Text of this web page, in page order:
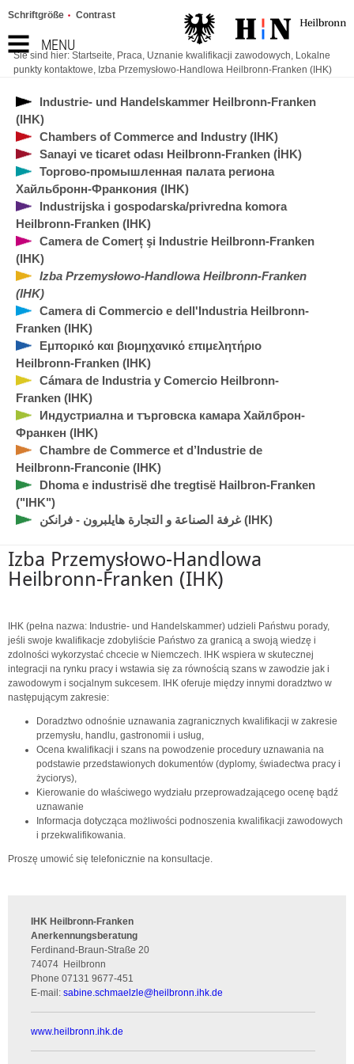
MENU
Schriftgröße Contrast
Sie sind hier: Startseite, Praca, Uznanie kwalifikacji zawodowych, Lokalne
punkty kontaktowe, Izba Przemysłowo-Handlowa Heilbronn-Franken (IHK)
Industrie- und Handelskammer Heilbronn-Franken
(IHK)
Chambers of Commerce and Industry (IHK)
Sanayi ve ticaret odası Heilbronn-Franken (İHK)
Торгово-промышленная палата региона
Хайльбронн-Франкония (IHK)
Industrijska i gospodarska/privredna komora
Heilbronn-Franken (IHK)
Camera de Comerț şi Industrie Heilbronn-Franken
(IHK)
Izba Przemysłowo-Handlowa Heilbronn-Franken
(IHK)
Camera di Commercio e dell'Industria Heilbronn-
Franken (IHK)
Εμπορικό και βιομηχανικό επιμελητήριο
Heilbronn-Franken (IHK)
Cámara de Industria y Comercio Heilbronn-
Franken (IHK)
Индустриална и търговска камара Хайлброн-
Франкен (IHK)
Chambre de Commerce et d’Industrie de
Heilbronn-Franconie (IHK)
Dhoma e industrisë dhe tregtisë Hailbron-Franken
("IHK")
غرفة الصناعة و التجارة هايلبرون - فرانكن (IHK)
Izba Przemysłowo-Handlowa
Heilbronn-Franken (IHK)
IHK (pełna nazwa: Industrie- und Handelskammer) udzieli Państwu porady,
jeśli swoje kwalifikacje zdobyliście Państwo za granicą a swoją wiedzę i
zdolności wykorzystać chcecie w Niemczech. IHK wspiera w skutecznej
integracji na rynku pracy i wstawia się za równością szans w zawodzie jak i
zawodowym i socjalnym sukcesem. IHK oferuje między innymi doradztwo w
następującym zakresie:
Doradztwo odnośnie uznawania zagranicznych kwalifikacji w zakresie
przemysłu, handlu, gastronomii i usług,
Ocena kwalifikacji i szans na powodzenie procedury uznawania na
podstawie przedstawionych dokumentów (dyplomy, świadectwa pracy i
życiorys),
Kierowanie do właściwego wydziału przeprowadzającego ocenę bądź
uznawanie
Informacja dotycząca możliwości podnoszenia kwalifikacji zawodowych
i przekwalifikowania.
Proszę umowić się telefonicznie na konsultacje.
IHK Heilbronn-Franken
Anerkennungsberatung
Ferdinand-Braun-Straße 20
74074 Heilbronn
Phone 07131 9677-451
E-mail: sabine.schmaelzle@heilbronn.ihk.de
www.heilbronn.ihk.de